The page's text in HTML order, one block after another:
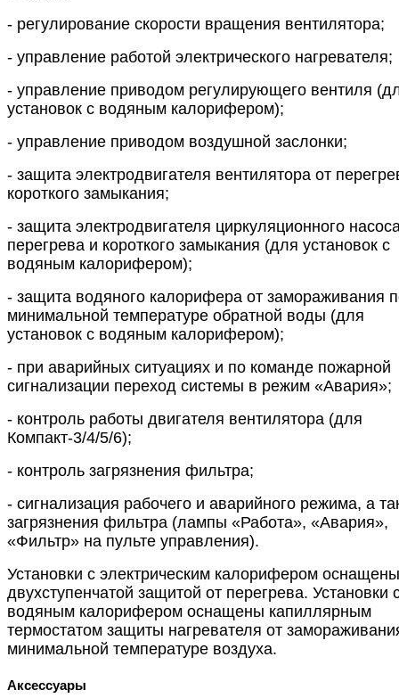
- регулирование скорости вращения вентилятора;
- управление работой электрического нагревателя;
- управление приводом регулирующего вентиля
установок с водяным калорифером);
- управление приводом воздушной заслонки;
- защита электродвигателя вентилятора от
короткого замыкания;
- защита электродвигателя циркуляционного
перегрева и короткого замыкания (для установок с
водяным калорифером);
- защита водяного калорифера от замораживания
минимальной температуре обратной воды (для
установок с водяным калорифером);
- при аварийных ситуациях и по команде пожарной
сигнализации переход системы в режим «Авария»;
- контроль работы двигателя вентилятора (для
Компакт-3/4/5/6);
- контроль загрязнения фильтра;
- сигнализация рабочего и аварийного режима, а
загрязнения фильтра (лампы «Работа», «Авария»,
«Фильтр» на пульте управления).
Установки с электрическим калорифером оснащены
двухступенчатой защитой от перегрева. Установки
водяным калорифером оснащены капиллярным
термостатом защиты нагревателя от
минимальной температуре воздуха.
Аксессуары